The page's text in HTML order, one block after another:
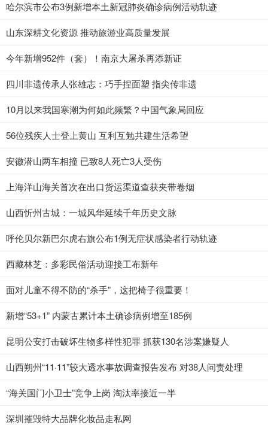
哈尔滨市公布3例新增本土新冠肺炎确诊病例活动轨迹
山东深耕文化资源 推动旅游业高质量发展
今年新增952件（套）！南京大屠杀再添新证
四川非遗传承人张雄志：巧手捏面塑 指尖传非遗
10月以来我国寒潮为何如此频繁？中国气象局回应
56位残疾人士登上黄山 互利互勉共建生活希望
安徽潜山两车相撞 已致8人死亡3人受伤
上海洋山海关首次在出口货运渠道查获夹带卷烟
山西忻州古城：一城风华延续千年历史文脉
呼伦贝尔新巴尔虎右旗公布1例无症状感染者行动轨迹
西藏林芝：多彩民俗活动迎接工布新年
面对儿童不得不防的“杀手”，这把椅子很重要！
新增“53+1” 内蒙古累计本土确诊病例增至185例
昆明公安打击破坏生物多样性犯罪 抓获130名涉案嫌疑人
山西朔州“11·11”较大透水事故调查报告发布 对38人问责处理
“海关国门小卫士”竞争上岗 淘汰率接近一半
深圳摧毁特大品牌化妆品走私网